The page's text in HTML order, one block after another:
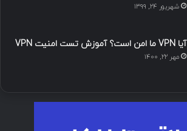
شهریور ۲۴, ۱۳۹۹
آیا VPN ما امن است؟ آموزش تست امنیت VPN
مهر ۲۲, ۱۴۰۰